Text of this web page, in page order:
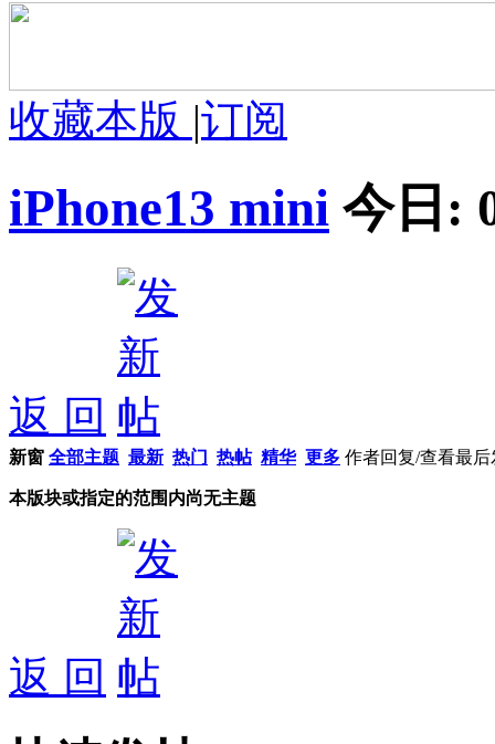
收藏本版 |订阅
iPhone13 mini 今日:
返 回
新窗 全部主题 最新 热门 热帖 精华 更多 作者回复/查看最后
本版块或指定的范围内尚无主题
返 回